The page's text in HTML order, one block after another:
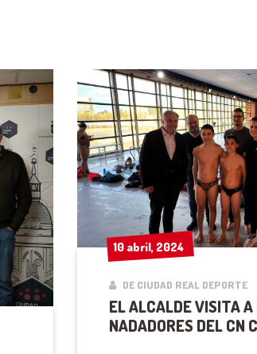
10 abril, 2024
10 abril, 2024
DE CIUDAD REAL DEPORTE
EL ALCALDE VISITA A
NADADORES DEL CN